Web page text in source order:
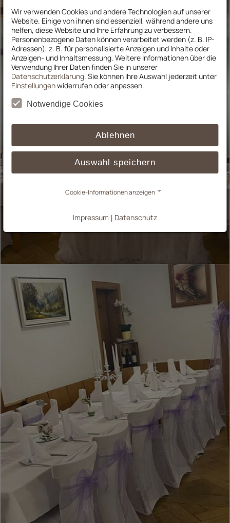
Wir verwenden Cookies und andere Technologien auf unserer
Website. Einige von ihnen sind essenziell, während andere uns
helfen, diese Website und Ihre Erfahrung zu verbessern.
Personenbezogene Daten können verarbeitet werden (z. B. IP-
Adressen), z. B. für personalisierte Anzeigen und Inhalte oder
Anzeigen- und Inhaltsmessung. Weitere Informationen über die
Verwendung Ihrer Daten finden Sie in unserer
Datenschutzerklärung. Sie können Ihre Auswahl jederzeit unter
Einstellungenwiderrufen oder anpassen.
Notwendige Cookies
Ablehnen
Auswahl speichern
Cookie-Informationen anzeigen
Impressum Datenschutz